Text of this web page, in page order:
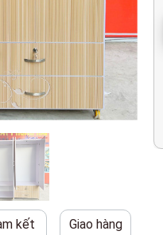
kết
Giao hàng